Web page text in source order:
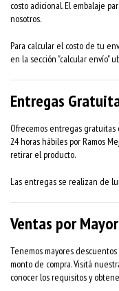
costo adicional. El embalaje
nosotros.
Para calcular el costo de tu
en la sección "calcular envío"
Entregas
Ofrecemos entregas gratuitas
24 horas hábiles por Ramos
retirar el producto.
Las entregas se realizan de
Ventas por
Tenemos mayores
monto de compra. Visitá
conocer los requisitos y